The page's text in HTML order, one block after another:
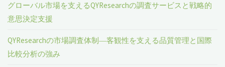
グローバル市場を支えるQYResearchの調査サービスと戦略的
意思決定支援
QYResearchの市場調査体制―客観性を支える品質管理と国際
比較分析の強み